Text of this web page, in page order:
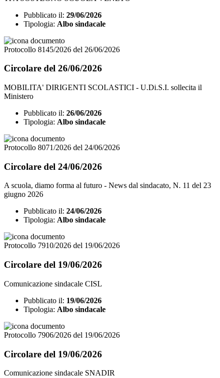
Pubblicato il: 29/06/2026
Tipologia: Albo sindacale
Protocollo 8145/2026 del 26/06/2026
Circolare del 26/06/2026
MOBILITA' DIRIGENTI SCOLASTICI - U.Di.S.I. sollecita il
Ministero
Pubblicato il: 26/06/2026
Tipologia: Albo sindacale
Protocollo 8071/2026 del 24/06/2026
Circolare del 24/06/2026
A scuola, diamo forma al futuro - News dal sindacato, N. 11 del 23
giugno 2026
Pubblicato il: 24/06/2026
Tipologia: Albo sindacale
Protocollo 7910/2026 del 19/06/2026
Circolare del 19/06/2026
Comunicazione sindacale CISL
Pubblicato il: 19/06/2026
Tipologia: Albo sindacale
Protocollo 7906/2026 del 19/06/2026
Circolare del 19/06/2026
Comunicazione sindacale SNADIR